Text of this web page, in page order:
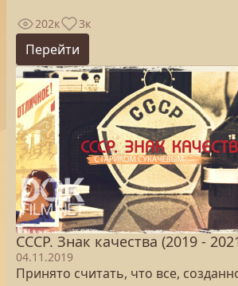
202к 3к
Перейти
СССР. Знак качества (2019 -
04.11.2019
Принято считать, что все,